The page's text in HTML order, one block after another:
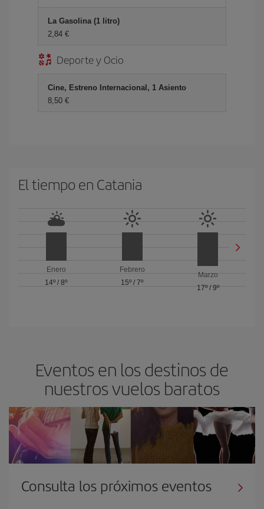
La Gasolina (1 litro)
2,84 €
Deporte y Ocio
Cine, Estreno Internacional, 1 Asiento
8,50 €
El tiempo en Catania
Enero
14º /8º
Febrero
15º / 7º
Marzo
17º/ 9º
Eventos en los destinos de
nuestros vuelos baratos
Consulta los próximos eventos